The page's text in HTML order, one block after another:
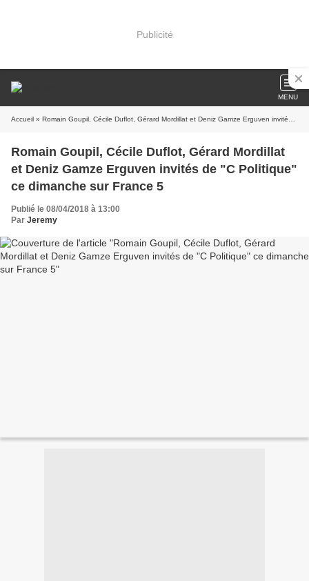
Publicité
MENU
Accueil » Romain Goupil, Cécile Duflot, Gérard Mordillat et Deniz Gamze Erguven invités de "C Politique" ce dimanche sur France 5
Romain Goupil, Cécile Duflot, Gérard Mordillat
et Deniz Gamze Erguven invités de "C Politique"
ce dimanche sur France 5
Publié le 08/04/2018 à 13:00
Par Jeremy